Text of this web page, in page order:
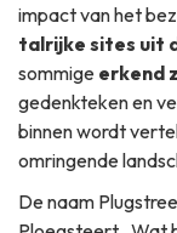
impact van het
talrijke sites uit
sommige erkend
gedenkteken en
binnen wordt
omringende
De naam